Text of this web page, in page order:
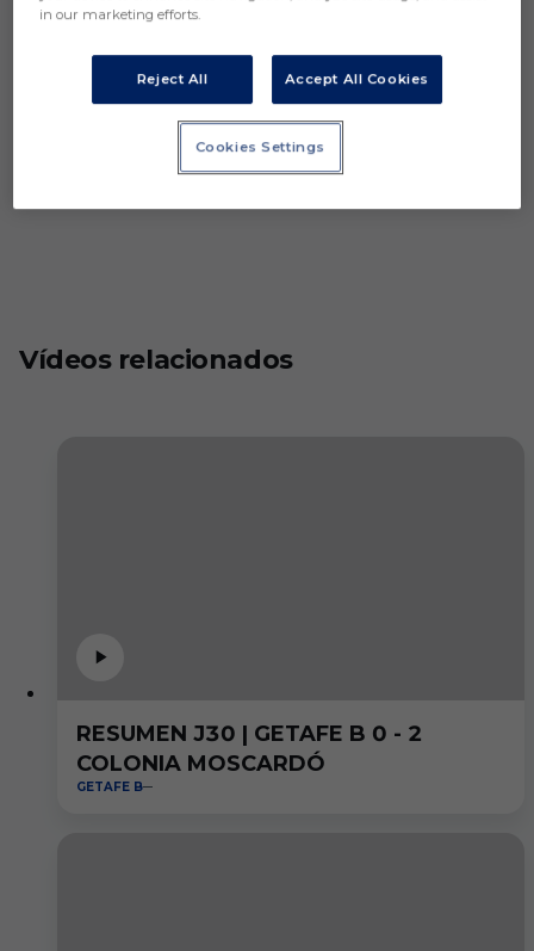
Vídeos relacionados
RESUMEN J30 | GETAFE B 0 - 2
COLONIA MOSCARDÓ
GETAFE B
in our marketing efforts.
Reject All Accept All Cookies
Cookies Settings